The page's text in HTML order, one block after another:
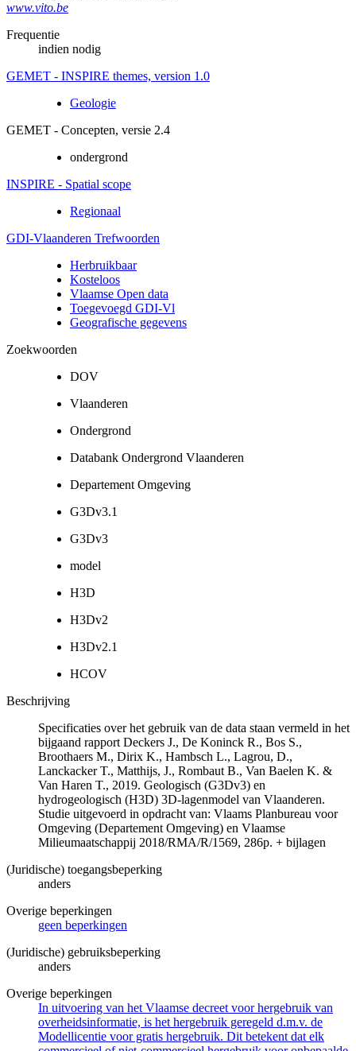
www.vito.be
Frequentie
indien nodig
GEMET - INSPIRE themes, version 1.0
Geologie
GEMET - Concepten, versie 2.4
ondergrond
INSPIRE - Spatial scope
Regionaal
GDI-Vlaanderen Trefwoorden
Herbruikbaar
Kosteloos
Vlaamse Open data
Toegevoegd GDI-Vl
Geografische gegevens
Zoekwoorden
DOV
Vlaanderen
Ondergrond
Databank Ondergrond Vlaanderen
Departement Omgeving
G3Dv3.1
G3Dv3
model
H3D
H3Dv2
H3Dv2.1
HCOV
Beschrijving
Specificaties over het gebruik van de data staan vermeld in het
bijgaand rapport Deckers J., De Koninck R., Bos S.,
Broothaers M., Dirix K., Hambsch L., Lagrou, D.,
Lanckacker T., Matthijs, J., Rombaut B., Van Baelen K. &
Van Haren T., 2019. Geologisch (G3Dv3) en
hydrogeologisch (H3D) 3D-lagenmodel van Vlaanderen.
Studie uitgevoerd in opdracht van: Vlaams Planbureau voor
Omgeving (Departement Omgeving) en Vlaamse
Milieumaatschappij 2018/RMA/R/1569, 286p. + bijlagen
(Juridische) toegangsbeperking
anders
Overige beperkingen
geen beperkingen
(Juridische) gebruiksbeperking
anders
Overige beperkingen
In uitvoering van het Vlaamse decreet voor hergebruik van
overheidsinformatie, is het hergebruik geregeld d.m.v. de
Modellicentie voor gratis hergebruik. Dit betekent dat elk